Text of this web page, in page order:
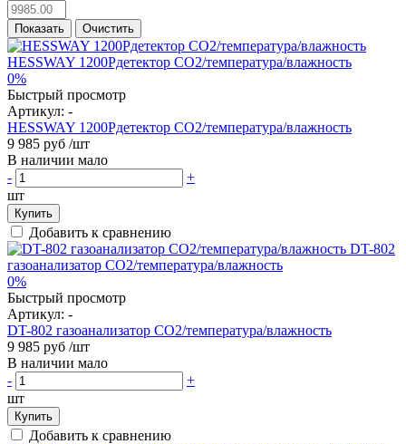
Показать Очистить
0%
Быстрый просмотр
Артикул: -
HESSWAY 1200Pдетектор СО2/температура/влажность
9 985 руб /шт
В наличии мало
-
+
шт
Купить
Добавить к сравнению
0%
Быстрый просмотр
Артикул: -
DT-802 газоанализатор CO2/температура/влажность
9 985 руб /шт
В наличии мало
-
+
шт
Купить
Добавить к сравнению